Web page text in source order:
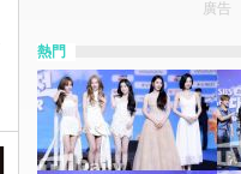
廣告
熱門